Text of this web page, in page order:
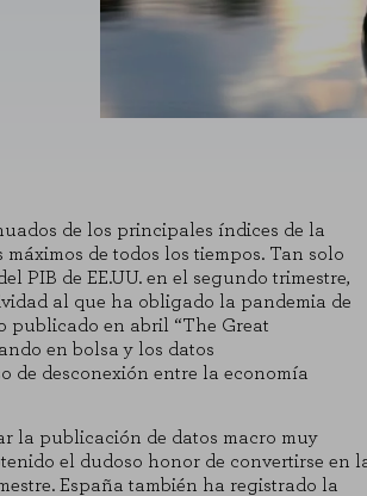
de los principales índices de la
máximos de todos los tiempos. Tan solo
PIB de EE.UU. en el segundo trimestre,
al que ha obligado la pandemia de
publicado en abril “The Great
en bolsa y los datos
de desconexión entre la economía
la publicación de datos macro muy
el dudoso honor de convertirse en
España también ha registrado la